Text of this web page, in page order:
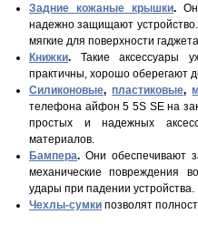
Задние кожаные крышки.
надежно защищают
мягкие для поверхности
Книжки. Такие аксессуары
практичны, хорошо оберегают
Силиконовые,пластиковые,
телефона айфон 5 5S SE на
простых и надежных
материалов.
Бампера. Они обеспечивают
механические повреждения
удары при падении устройства.
Чехлы-сумки позволят